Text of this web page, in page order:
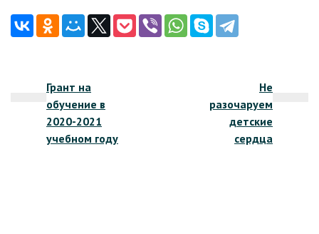
записям
Грант на
обучение в
2020-2021
учебном году
Не
разочаруем
детские
сердца